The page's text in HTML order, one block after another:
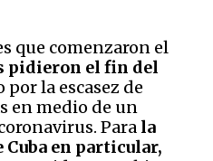
que comenzaron el
pidieron el fin del
la escasez de
en medio de un
Para la
en particular,